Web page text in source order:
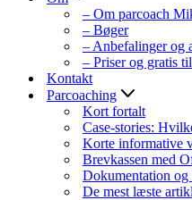
– Om parcoach
– Bøger
– Anbefalinger og
– Priser og gratis
Kontakt
Parcoaching
Kort fortalt
Case-stories:
Korte informative
Brevkassen med
Dokumentation
De mest læste